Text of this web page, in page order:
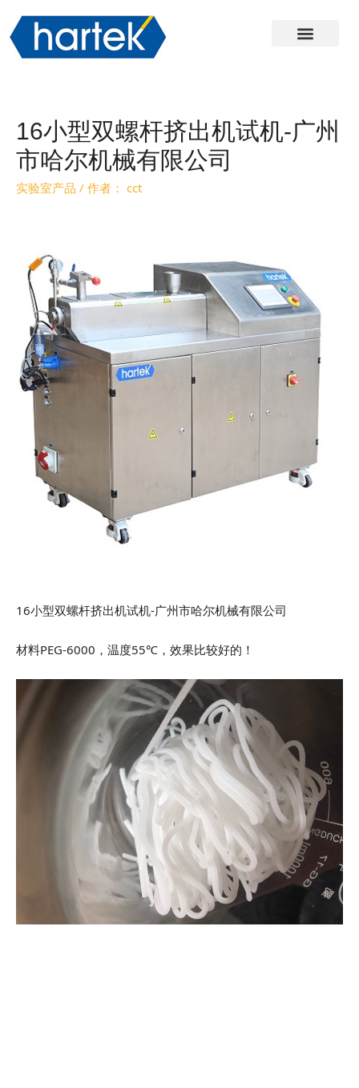
16小型双螺杆挤出机试机-广州
市哈尔机械有限公司
实验室产品 / 作者： cct
16小型双螺杆挤出机试机-广州市哈尔机械有限公司
材料PEG-6000，温度55℃，效果比较好的！